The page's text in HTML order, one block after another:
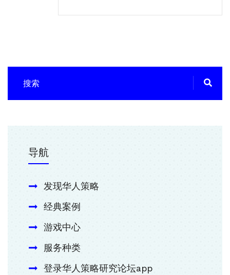
导航
发现华人策略
经典案例
游戏中心
服务种类
登录华人策略研究论坛app